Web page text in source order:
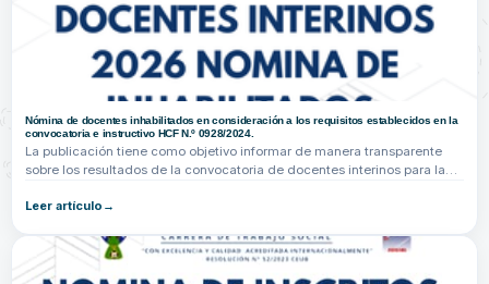
Nómina de docentes inhabilitados en consideración a los requisitos establecidos en la
convocatoria e instructivo HCF N.º 0928/2024.
La publicación tiene como objetivo informar de manera transparente
sobre los resultados de la convocatoria de docentes interinos para la
Leer artículo